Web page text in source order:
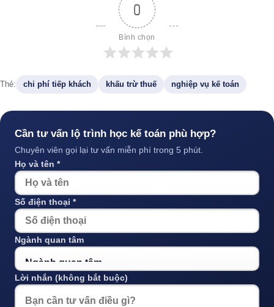
0
Bình chọn
Thẻ: chi phí tiếp khách khấu trừ thuế nghiệp vụ kế toán
Cần tư vấn lộ trình học kế toán phù hợp?
Chuyên viên gọi lại tư vấn miễn phí trong 5 phút.
Họ và tên *
Số điện thoại *
Ngành quan tâm
Lời nhắn (không bắt buộc)